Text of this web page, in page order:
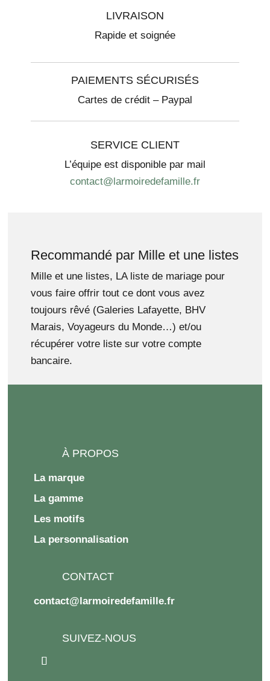
LIVRAISON
Rapide et soignée
PAIEMENTS SÉCURISÉS
Cartes de crédit – Paypal
SERVICE CLIENT
L’équipe est disponible par mail
contact@larmoiredefamille.fr
Recommandé par Mille et une listes
Mille et une listes, LA liste de mariage pour
vous faire offrir tout ce dont vous avez
toujours rêvé (Galeries Lafayette, BHV
Marais, Voyageurs du Monde…) et/ou
récupérer votre liste sur votre compte
bancaire.
À PROPOS
La marque
La gamme
Les motifs
La personnalisation
CONTACT
contact@larmoiredefamille.fr
SUIVEZ-NOUS